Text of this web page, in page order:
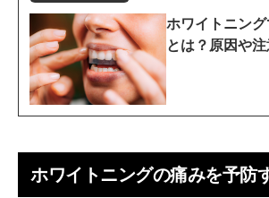
ホワイトニン
とは？原因や
ホワイトニングの痛みを予防